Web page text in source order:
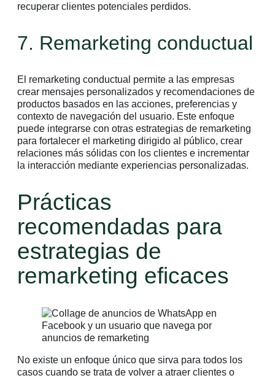
recuperar clientes potenciales perdidos.
7. Remarketing conductual
El remarketing conductual permite a las empresas
crear mensajes personalizados y recomendaciones de
productos basados en las acciones, preferencias y
contexto de navegación del usuario. Este enfoque
puede integrarse con otras estrategias de remarketing
para fortalecer el marketing dirigido al público, crear
relaciones más sólidas con los clientes e incrementar
la interacción mediante experiencias personalizadas.
Prácticas
recomendadas para
estrategias de
remarketing eficaces
No existe un enfoque único que sirva para todos los
casos cuando se trata de volver a atraer clientes o